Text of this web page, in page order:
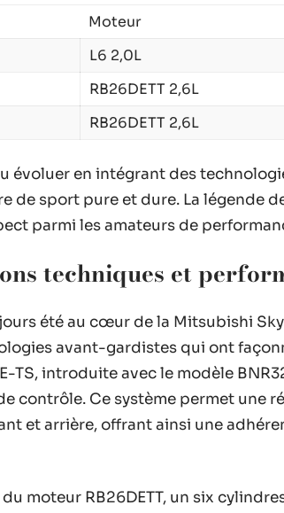
Moteur
L6 2,0L
RB26DETT 2,6L
RB26DETT 2,6L
évoluer en intégrant des
de sport pure et dure. La légende
parmi les amateurs de
techniques et
été au cœur de la Mitsubishi
avant-gardistes qui ont
TS, introduite avec le modèle
contrôle. Ce système permet une
et arrière, offrant ainsi une
moteur RB26DETT, un six